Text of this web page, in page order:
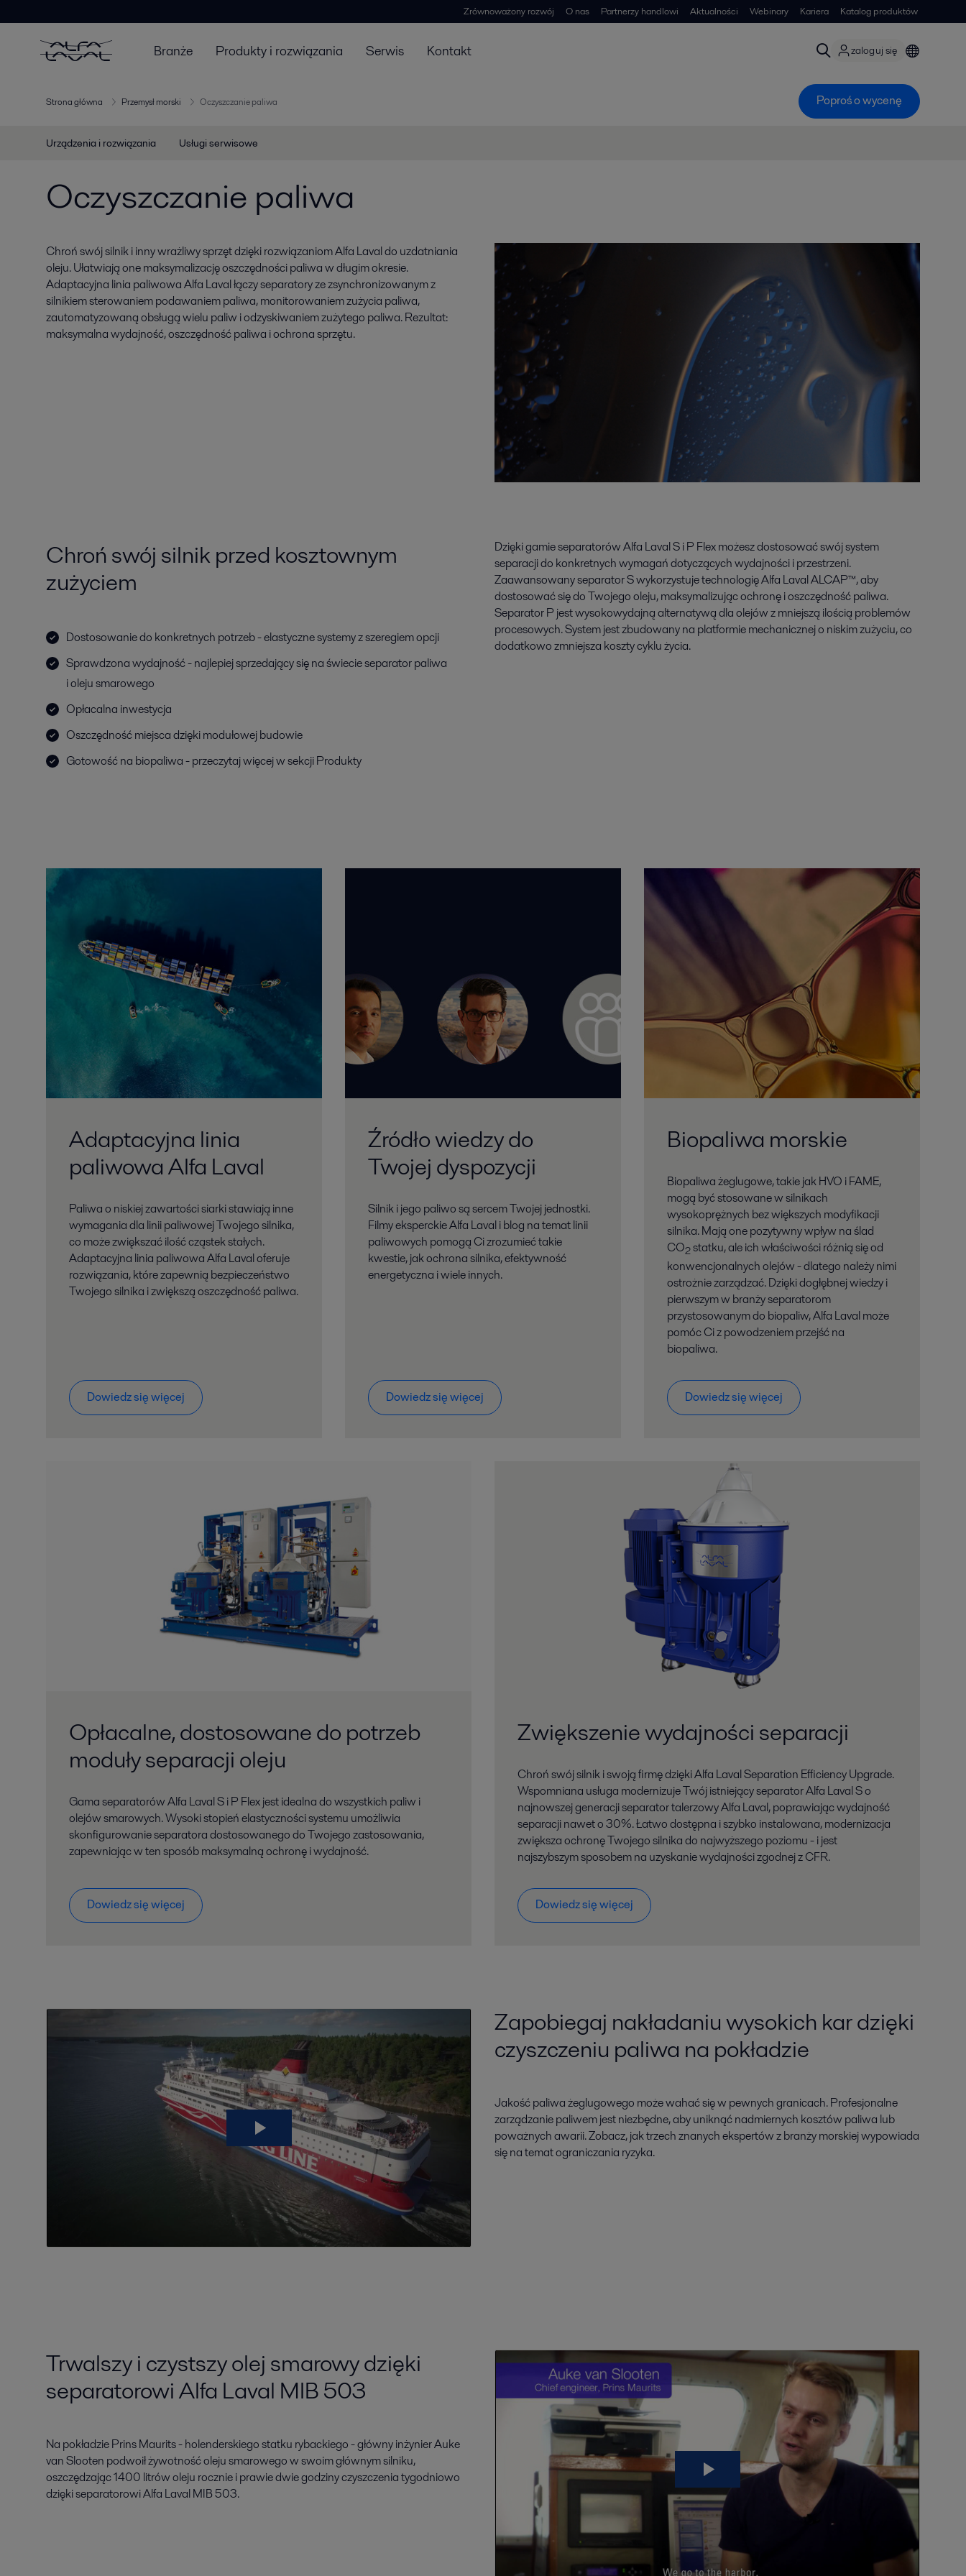
Zrównoważony rozwój O nas Partnerzy handlowi Aktualności Webinary Kariera Katalog produktów
Branże Produkty i rozwiązania Serwis Kontakt zaloguj się
Strona główna Przemysł morski Oczyszczanie paliwa Poproś o wycenę
Urządzenia i rozwiązania Usługi serwisowe
Oczyszczanie paliwa
Chroń swój silnik i inny wrażliwy sprzęt dzięki rozwiązaniom Alfa Laval do uzdatniania
oleju. Ułatwiają one maksymalizację oszczędności paliwa w długim okresie.
Adaptacyjna linia paliwowa Alfa Laval łączy separatory ze zsynchronizowanym z
silnikiem sterowaniem podawaniem paliwa, monitorowaniem zużycia paliwa,
zautomatyzowaną obsługą wielu paliw i odzyskiwaniem zużytego paliwa. Rezultat:
maksymalna wydajność, oszczędność paliwa i ochrona sprzętu.
Chroń swój silnik przed kosztownym
zużyciem
Dostosowanie do konkretnych potrzeb - elastyczne systemy z szeregiem opcji
Sprawdzona wydajność - najlepiej sprzedający się na świecie separator paliwa
i oleju smarowego
Opłacalna inwestycja
Oszczędność miejsca dzięki modułowej budowie
Gotowość na biopaliwa - przeczytaj więcej w sekcji Produkty
Dzięki gamie separatorów Alfa Laval S i P Flex możesz dostosować swój system
separacji do konkretnych wymagań dotyczących wydajności i przestrzeni.
Zaawansowany separator S wykorzystuje technologię Alfa Laval ALCAP™, aby
dostosować się do Twojego oleju, maksymalizując ochronę i oszczędność paliwa.
Separator P jest wysokowydajną alternatywą dla olejów z mniejszą ilością problemów
procesowych. System jest zbudowany na platformie mechanicznej o niskim zużyciu, co
dodatkowo zmniejsza koszty cyklu życia.
Adaptacyjna linia
paliwowa Alfa Laval
Paliwa o niskiej zawartości siarki stawiają inne
wymagania dla linii paliwowej Twojego silnika,
co może zwiększać ilość cząstek stałych.
Adaptacyjna linia paliwowa Alfa Laval oferuje
rozwiązania, które zapewnią bezpieczeństwo
Twojego silnika i zwiększą oszczędność paliwa.
Dowiedz się więcej
Źródło wiedzy do
Twojej dyspozycji
Silnik i jego paliwo są sercem Twojej jednostki.
Filmy eksperckie Alfa Laval i blog na temat linii
paliwowych pomogą Ci zrozumieć takie
kwestie, jak ochrona silnika, efektywność
energetyczna i wiele innych.
Dowiedz się więcej
Biopaliwa morskie
Biopaliwa żeglugowe, takie jak HVO i FAME,
mogą być stosowane w silnikach
wysokoprężnych bez większych modyfikacji
silnika. Mają one pozytywny wpływ na ślad
CO2statku, ale ich właściwości różnią się od
konwencjonalnych olejów - dlatego należy nimi
ostrożnie zarządzać. Dzięki dogłębnej wiedzy i
pierwszym w branży separatorom
przystosowanym do biopaliw, Alfa Laval może
pomóc Ci z powodzeniem przejść na
biopaliwa.
Dowiedz się więcej
Opłacalne, dostosowane do potrzeb
moduły separacji oleju
Gama separatorów Alfa Laval S i P Flex jest idealna do wszystkich paliw i
olejów smarowych. Wysoki stopień elastyczności systemu umożliwia
skonfigurowanie separatora dostosowanego do Twojego zastosowania,
zapewniając w ten sposób maksymalną ochronę i wydajność.
Dowiedz się więcej
Zwiększenie wydajności separacji
Chroń swój silnik i swoją firmę dzięki Alfa Laval Separation Efficiency Upgrade.
Wspomniana usługa modernizuje Twój istniejący separator Alfa Laval S o
najnowszej generacji separator talerzowy Alfa Laval, poprawiając wydajność
separacji nawet o 30%. Łatwo dostępna i szybko instalowana, modernizacja
zwiększa ochronę Twojego silnika do najwyższego poziomu - i jest
najszybszym sposobem na uzyskanie wydajności zgodnej z CFR.
Dowiedz się więcej
Zapobiegaj nakładaniu wysokich kar dzięki
czyszczeniu paliwa na pokładzie
Jakość paliwa żeglugowego może wahać się w pewnych granicach. Profesjonalne
zarządzanie paliwem jest niezbędne, aby uniknąć nadmiernych kosztów paliwa lub
poważnych awarii. Zobacz, jak trzech znanych ekspertów z branży morskiej wypowiada
się na temat ograniczania ryzyka.
Trwalszy i czystszy olej smarowy dzięki
separatorowi Alfa Laval MIB 503
Na pokładzie Prins Maurits - holenderskiego statku rybackiego - główny inżynier Auke
van Slooten podwoił żywotność oleju smarowego w swoim głównym silniku,
oszczędzając 1400 litrów oleju rocznie i prawie dwie godziny czyszczenia tygodniowo
dzięki separatorowi Alfa Laval MIB 503.